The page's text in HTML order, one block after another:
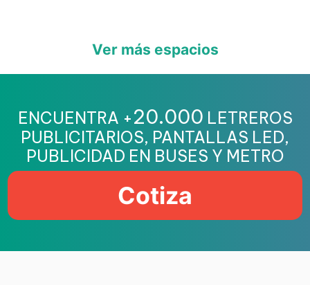
Ver más espacios
ENCUENTRA +20.000 LETREROS
PUBLICITARIOS, PANTALLAS LED,
PUBLICIDAD EN BUSES Y METRO
Cotiza